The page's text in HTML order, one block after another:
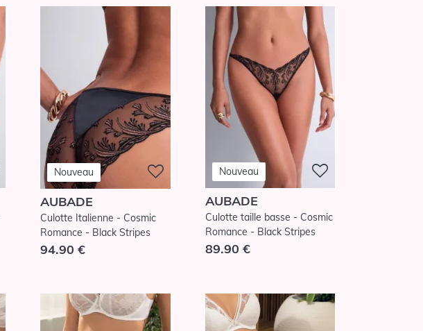
Nouveau
AUBADE
Culotte Italienne - Cosmic
Romance - Black Stripes
94.90 €
Nouveau
AUBADE
Culotte taille basse - Cosmic
Romance - Black Stripes
89.90 €